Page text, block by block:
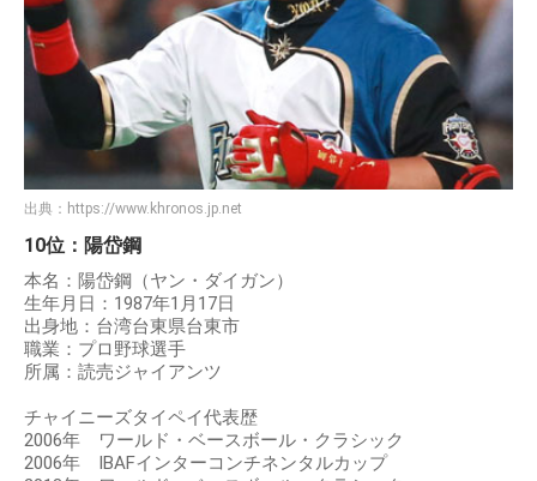
出典： https://www.khronos.jp.net
10位：陽岱鋼
本名：陽岱鋼（ヤン・ダイガン）
生年月日：1987年1月17日
出身地：台湾台東県台東市
職業：プロ野球選手
所属：読売ジャイアンツ
チャイニーズタイペイ代表歴
2006年 ワールド・ベースボール・クラシック
2006年 IBAFインターコンチネンタルカップ